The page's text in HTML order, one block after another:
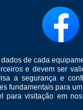
de cada
e devem ser
a segurança e
fundamentais para
para visitação em